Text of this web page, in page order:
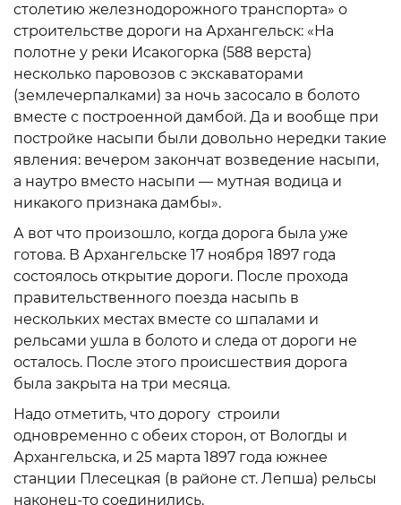
столетию железнодорожного транспорта» о
строительстве дороги на Архангельск: «На
полотне у реки Исакогорка (588 верста)
несколько паровозов с экскаваторами
(землечерпалками) за ночь засосало в болото
вместе с построенной дамбой. Да и вообще при
постройке насыпи были довольно нередки такие
явления: вечером закончат возведение насыпи,
а наутро вместо насыпи — мутная водица и
никакого признака дамбы».
А вот что произошло, когда дорога была уже
готова. В Архангельске 17 ноября 1897 года
состоялось открытие дороги. После прохода
правительственного поезда насыпь в
нескольких местах вместе со шпалами и
рельсами ушла в болото и следа от дороги не
осталось. После этого происшествия дорога
была закрыта на три месяца.
Надо отметить, что дорогу строили
одновременно с обеих сторон, от Вологды и
Архангельска, и 25 марта 1897 года южнее
станции Плесецкая (в районе ст. Лепша) рельсы
наконец-то соединились.